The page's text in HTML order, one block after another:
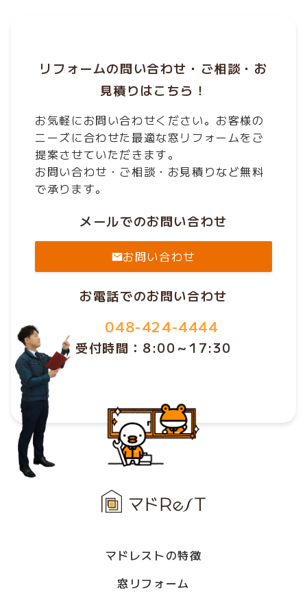
リフォームの問い合わせ・ご相談・お
見積りはこちら！
お気軽にお問い合わせください。お客様の
ニーズに合わせた最適な窓リフォームをご
提案させていただきます。
お問い合わせ・ご相談・お見積りなど無料
で承ります。
メールでのお問い合わせ
お問い合わせ
お電話でのお問い合わせ
048-424-4444
受付時間：8:00～17:30
マドレストの特徴
窓リフォーム